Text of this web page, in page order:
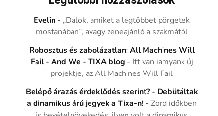
Evelin - „Dalok, amiket a legtöbbet pörgetek
mostanában”, avagy zeneajánló a szakmától
Robosztus és zabolázatlan: All Machines Will
Fail - And We - TIXA blog - Itt van iamyank új
projektje, az All Machines Will Fail
Belépő árazás érdeklődés szerint? - Debütáltak
a dinamikus árú jegyek a Tixa-n! -Zord időkben